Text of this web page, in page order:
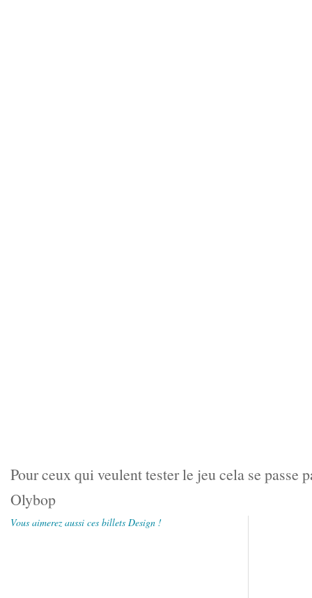
Pour ceux qui veulent tester le jeu cela se passe
Olybop
Vous aimerez aussi ces billets Design !